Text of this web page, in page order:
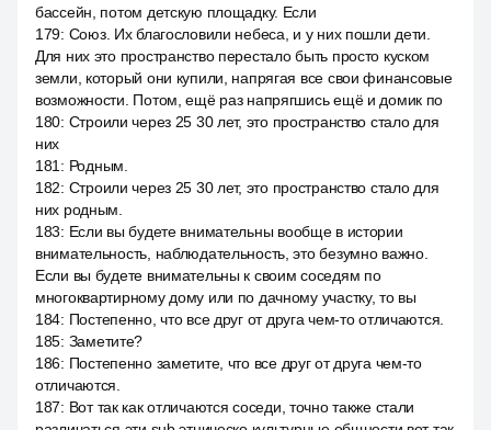
бассейн, потом детскую площадку. Если
179: Союз. Их благословили небеса, и у них пошли дети.
Для них это пространство перестало быть просто куском
земли, который они купили, напрягая все свои финансовые
возможности. Потом, ещё раз напрягшись ещё и домик по
180: Строили через 25 30 лет, это пространство стало для
них
181 : Родным.
182: Строили через 25 30 лет, это пространство стало для
них родным.
183: Если вы будете внимательны вообще в истории
внимательность, наблюдательность, это безумно важно.
Если вы будете внимательны к своим соседям по
многоквартирному дому или по дачному участку, то вы
184: Постепенно, что все друг от друга чем-то отличаются.
185: Заметите?
186: Постепенно заметите, что все друг от друга чем-то
отличаются.
187: Вот так как отличаются соседи, точно также стали